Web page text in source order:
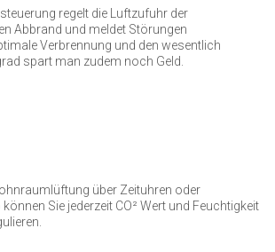
regelt die Luftzufuhr der
Abbrand und meldet Stö­rungen
Ver­brennung und den wesentlich
spart man zudem noch Geld.
über Zeituhren oder
Sie jederzeit CO² Wert und Feuchtigkeit